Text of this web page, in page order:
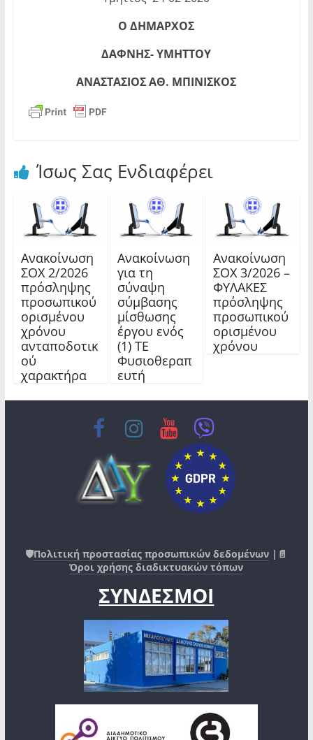
Ο ΔΗΜΑΡΧΟΣ
ΔΑΦΝΗΣ- ΥΜΗΤΤΟΥ
ΑΝΑΣΤΑΣΙΟΣ ΑΘ. ΜΠΙΝΙΣΚΟΣ
Ίσως Σας Ενδιαφέρει
Ανακοίνωση
ΣΟΧ 2/2026
πρόσληψης
προσωπικού
ορισμένου
χρόνου
ανταποδοτικ
ού
χαρακτήρα
Ανακοίνωση
για τη
σύναψη
σύμβασης
μίσθωσης
έργου ενός
(1) ΤΕ
Φυσιοθεραπ
ευτή
Ανακοίνωση
ΣΟΧ 3/2026 –
ΦΥΛΑΚΕΣ
πρόσληψης
προσωπικού
ορισμένου
χρόνου
🛡️Πολιτική προστασίας προσωπικών δεδομένων |📄
Όροι χρήσης διαδικτυακών τόπων
ΣΥΝΔΕΣΜΟΙ